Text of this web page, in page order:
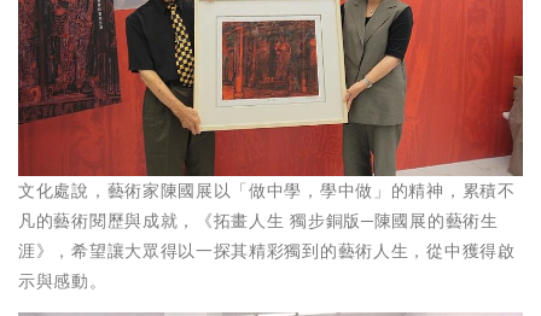
文化處說，藝術家陳國展以「做中學，學中做」的精神，累積不
凡的藝術閱歷與成就，《拓畫人生 獨步銅版─陳國展的藝術生
涯》，希望讓大眾得以一探其精彩獨到的藝術人生，從中獲得啟
示與感動。